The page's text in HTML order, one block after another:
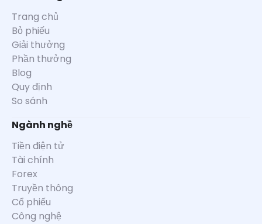
Trang chủ
Bỏ phiếu
Giải thưởng
Phần thưởng
Blog
Quy định
So sánh
Ngành nghề
Tiền điện tử
Tài chính
Forex
Truyền thông
Cổ phiếu
Công nghệ